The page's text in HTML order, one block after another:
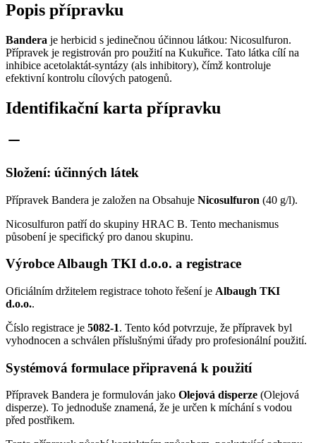
Popis přípravku
Bandera je herbicid s jedinečnou účinnou látkou: Nicosulfuron.
Přípravek je registrován pro použití na Kukuřice. Tato látka cílí na
inhibice acetolaktát-syntázy (als inhibitory), čímž kontroluje
efektivní kontrolu cílových patogenů.
Identifikační karta přípravku
Složení: účinných látek
Přípravek Bandera je založen na Obsahuje Nicosulfuron (40 g/l).
Nicosulfuron patří do skupiny HRAC B. Tento mechanismus
působení je specifický pro danou skupinu.
Výrobce Albaugh TKI d.o.o. a registrace
Oficiálním držitelem registrace tohoto řešení je Albaugh TKI
d.o.o..
Číslo registrace je 5082-1. Tento kód potvrzuje, že přípravek byl
vyhodnocen a schválen příslušnými úřady pro profesionální použití.
Systémová formulace připravená k použití
Přípravek Bandera je formulován jako Olejová disperze (Olejová
disperze). To jednoduše znamená, že je určen k míchání s vodou
před postřikem.